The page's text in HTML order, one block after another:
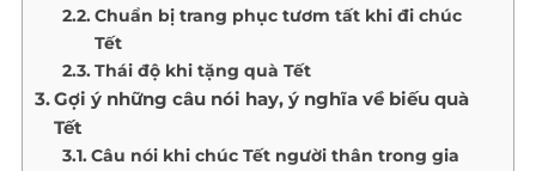
Chuẩn bị trang phục tươm tất khi đi chúc
Tết
Thái độ khi tặng quà Tết
Gợi ý những câu nói hay, ý nghĩa về biếu quà
Tết
Câu nói khi chúc Tết người thân trong gia